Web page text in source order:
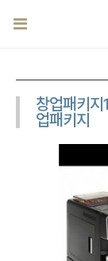
창업패키
업패키지